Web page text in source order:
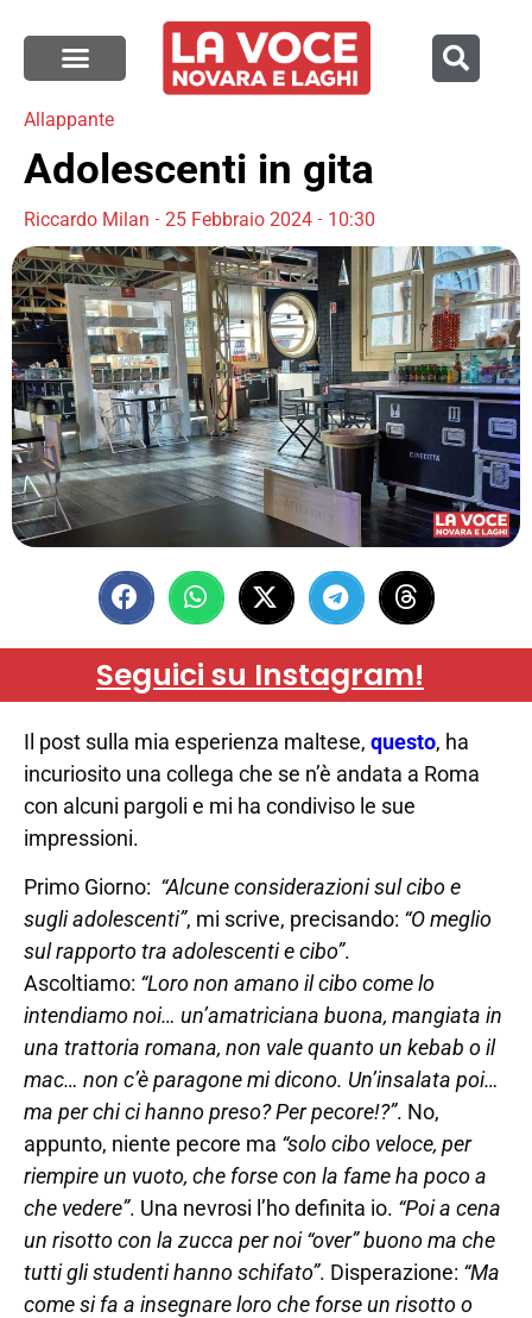
Allappante
Adolescenti in gita
Riccardo Milan 25 Febbraio 2024 10:30
Seguici su Instagram!
Il post sulla mia esperienza maltese, questo, ha
incuriosito una collega che se n’è andata a Roma
con alcuni pargoli e mi ha condiviso le sue
impressioni.
Primo Giorno: “Alcune considerazioni sul cibo e
sugli adolescenti”, mi scrive, precisando: “O meglio
sul rapporto tra adolescenti e cibo”.
Ascoltiamo: “Loro non amano il cibo come lo
intendiamo noi… un’amatriciana buona, mangiata in
una trattoria romana, non vale quanto un kebab o il
mac… non c’è paragone mi dicono. Un’insalata poi…
ma per chi ci hanno preso? Per pecore!?”. No,
appunto, niente pecore ma “solo cibo veloce, per
riempire un vuoto, che forse con la fame ha poco a
che vedere”. Una nevrosi l’ho definita io. “Poi a cena
un risotto con la zucca per noi “over” buono ma che
tutti gli studenti hanno schifato”. Disperazione: “Ma
come si fa a insegnare loro che forse un risotto o